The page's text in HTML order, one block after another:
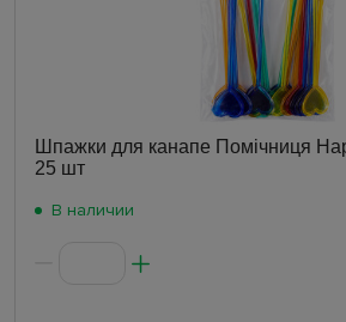
Шпажки для канапе Помічниця
25 шт
В наличии